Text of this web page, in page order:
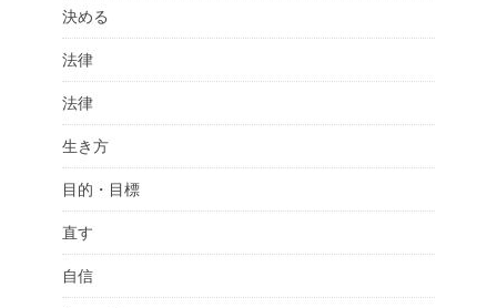
決める
法律
法律
生き方
目的・目標
直す
自信